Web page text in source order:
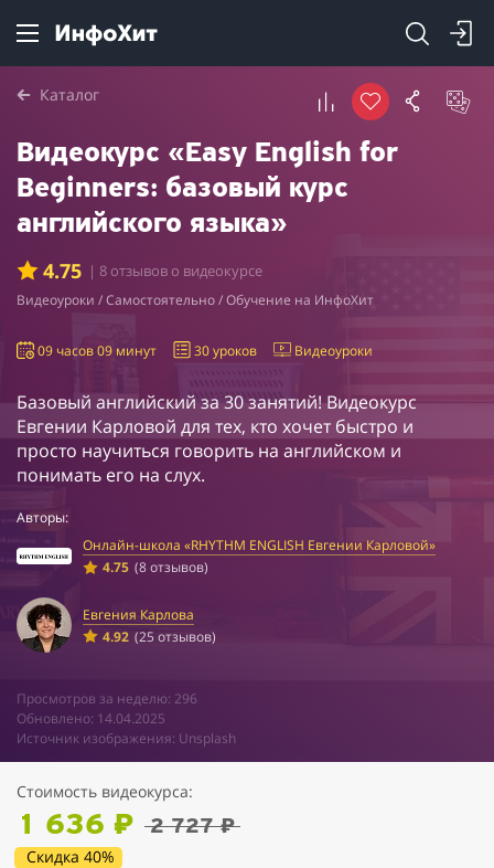
Каталог
Видеокурс «Easy English for
Beginners: базовый курс
английского языка»
4.75 | 8 отзывов о видеокурсе
Видеоуроки / Самостоятельно / Обучение на ИнфоХит
09 часов 09 минут 30 уроков Видеоуроки
Базовый английский за 30 занятий! Видеокурс
Евгении Карловой для тех, кто хочет быстро и
просто научиться говорить на английском и
понимать его на слух.
Авторы:
Онлайн-школа «RHYTHM ENGLISH Евгении Карловой»
4.75 (8 отзывов)
Евгения Карлова
4.92 (25 отзывов)
Просмотров за неделю: 296
Обновлено: 14.04.2025
Источник изображения: Unsplash
Стоимость видеокурса:
1 636 ₽ 2 727 ₽
Скидка 40%